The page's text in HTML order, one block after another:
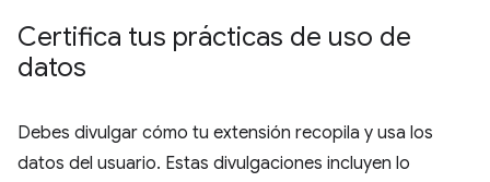
Certifica tus prácticas de uso de
datos
Debes divulgar cómo tu extensión recopila y usa los
datos del usuario. Estas divulgaciones incluyen lo